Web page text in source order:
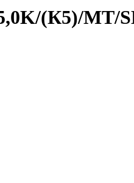
(К5)/MT/